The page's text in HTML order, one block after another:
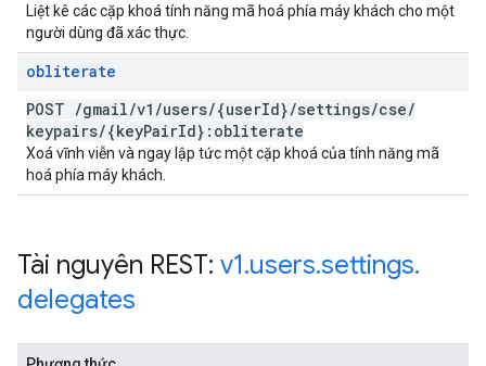
Liệt kê các cặp khoá tính năng mã hoá phía máy khách cho một
người dùng đã xác thực.
obliterate
POST /gmail/v1 /users/{userId}/settings/cse/
keypairs/{keyPairId}:obliterate
Xoá vĩnh viễn và ngay lập tức một cặp khoá của tính năng mã
hoá phía máy khách.
Tài nguyên REST: v1.users.settings.
delegates